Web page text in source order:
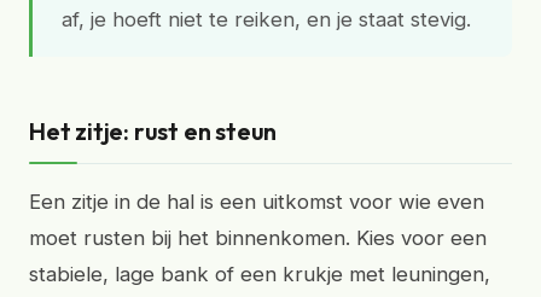
af, je hoeft niet te reiken, en je staat stevig.
Het zitje: rust en steun
Een zitje in de hal is een uitkomst voor wie even
moet rusten bij het binnenkomen. Kies voor een
stabiele, lage bank of een krukje met leuningen,